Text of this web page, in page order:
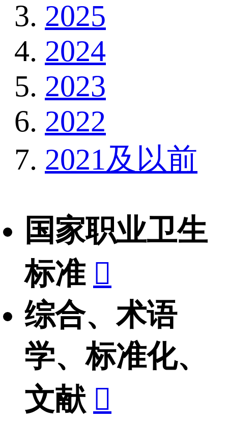
2025
2024
2023
2022
2021及以前
国家职业卫生
标准 
综合、术语
学、标准化、
文献 